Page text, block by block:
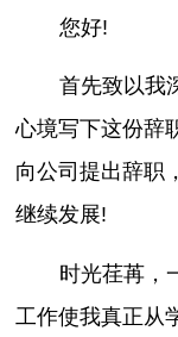
您好!
首先致以我
心境写下这份辞
向公司提出辞职
继续发展!
时光荏苒，
工作使我真正从